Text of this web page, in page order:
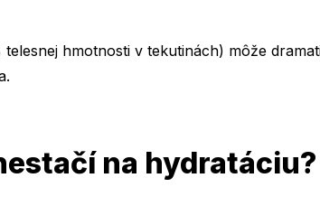
telesnej hmotnosti v tekutinách) môže
na hydratáciu?